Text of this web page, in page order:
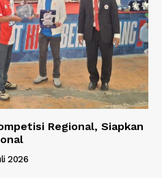
Regional, Siapkan
2026